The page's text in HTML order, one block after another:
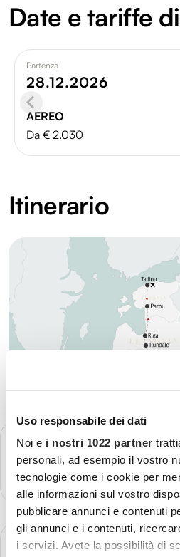
Uso responsabile dei dati
Noi e i nostri 1022 partner
personali, ad esempio il vostro
tecnologie come i cookie per
alle informazioni sul vostro
pubblicare annunci e contenuti
gli annunci e i contenuti,
i servizi. Avete la possibilità di
Date e tariffe
Partenza
28.12.2026
AEREO
Da € 2.030
Itinerario
Partenza - Vilnius
Più dettagli
GIORNO 2
Vilnius